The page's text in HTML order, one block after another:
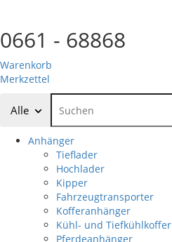
0661 - 68868
Warenkorb
Merkzettel
Alle
Anhänger
Tieflader
Hochlader
Kipper
Fahrzeugtransporter
Kofferanhänger
Kühl- und Tiefkühlkoffer
Pferdeanhänger